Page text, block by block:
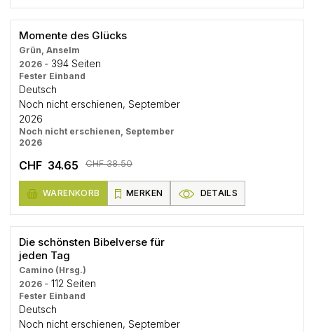
Momente des Glücks
Grün, Anselm
2026 - 394 Seiten
Fester Einband
Deutsch
Noch nicht erschienen, September
2026
Noch nicht erschienen, September
2026
CHF 34.65 CHF 38.50
WARENKORB MERKEN DETAILS
Die schönsten Bibelverse für
jeden Tag
Camino (Hrsg.)
2026 - 112 Seiten
Fester Einband
Deutsch
Noch nicht erschienen, September